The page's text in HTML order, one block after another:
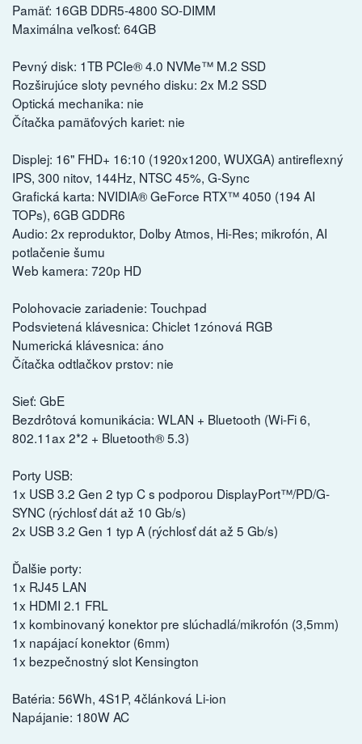
Pamäť: 16GB DDR5-4800 SO-DIMM
Maximálna veľkosť: 64GB
Pevný disk: 1TB PCIe® 4.0 NVMe™ M.2 SSD
Rozširujúce sloty pevného disku: 2x M.2 SSD
Optická mechanika: nie
Čítačka pamäťových kariet: nie
Displej: 16" FHD+ 16:10 (1920x1200, WUXGA) antireflexný
IPS, 300 nitov, 144Hz, NTSC 45%, G-Sync
Grafická karta: NVIDIA® GeForce RTX™ 4050 (194 AI
TOPs), 6GB GDDR6
Audio: 2x reproduktor, Dolby Atmos, Hi-Res; mikrofón, AI
potlačenie šumu
Web kamera: 720p HD
Polohovacie zariadenie: Touchpad
Podsvietená klávesnica: Chiclet 1zónová RGB
Numerická klávesnica: áno
Čítačka odtlačkov prstov: nie
Sieť: GbE
Bezdrôtová komunikácia: WLAN + Bluetooth (Wi-Fi 6,
802.11ax 2*2 + Bluetooth® 5.3)
Porty USB:
1x USB 3.2 Gen 2 typ C s podporou DisplayPort™/PD/G-
SYNC (rýchlosť dát až 10 Gb/s)
2x USB 3.2 Gen 1 typ A (rýchlosť dát až 5 Gb/s)
Ďalšie porty:
1x RJ45 LAN
1x HDMI 2.1 FRL
1x kombinovaný konektor pre slúchadlá/mikrofón (3,5mm)
1x napájací konektor (6mm)
1x bezpečnostný slot Kensington
Batéria: 56Wh, 4S1P, 4článková Li-ion
Napájanie: 180W AC